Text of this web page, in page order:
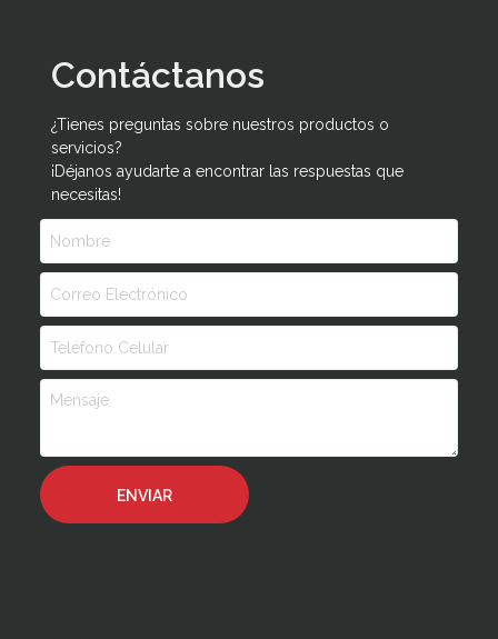
Contáctanos
¿Tienes preguntas sobre nuestros productos o
servicios?
¡Déjanos ayudarte a encontrar las respuestas que
necesitas!